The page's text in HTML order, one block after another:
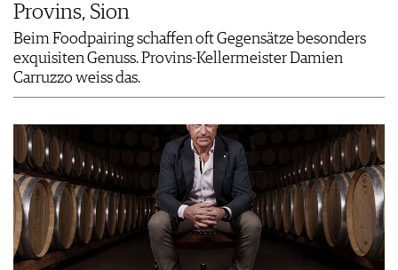
Provins, Sion
Beim Foodpairing schaffen oft Gegensätze besonders
exquisiten Genuss. Provins-Kellermeister Damien
Carruzzo weiss das.